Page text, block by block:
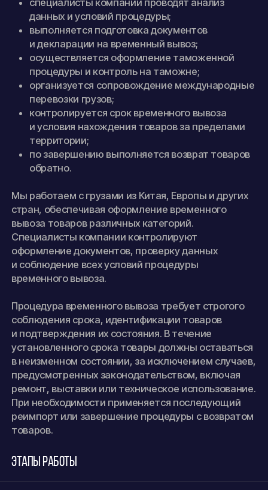
специалисты компании проводят анализ
данных и условий процедуры;
выполняется подготовка документов
и декларации на временный вывоз;
осуществляется оформление таможенной
процедуры и контроль на таможне;
организуется сопровождение международные
перевозки грузов;
контролируется срок временного вывоза
и условия нахождения товаров за пределами
территории;
по завершению выполняется возврат товаров
обратно.
Мы работаем с грузами из Китая, Европы и других
стран, обеспечивая оформление временного
вывоза товаров различных категорий.
Специалисты компании контролируют
оформление документов, проверку данных
и соблюдение всех условий процедуры
временного вывоза.
Процедура временного вывоза требует строгого
соблюдения срока, идентификации товаров
и подтверждения их состояния. В течение
установленного срока товары должны оставаться
в неизменном состоянии, за исключением случаев,
предусмотренных законодательством, включая
ремонт, выставки или техническое использование.
При необходимости применяется последующий
реимпорт или завершение процедуры с возвратом
товаров.
Этапы работы